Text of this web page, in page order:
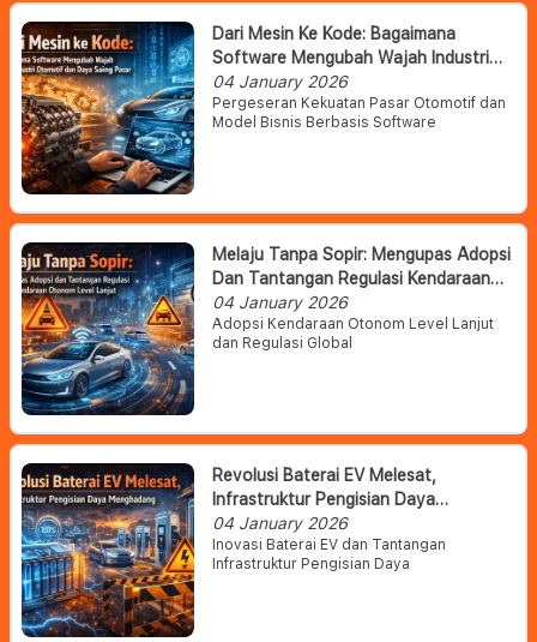
Dari Mesin Ke Kode: Bagaimana
Software Mengubah Wajah Industri
Otomotif Dan Daya Saing Pasar
04 January 2026
Pergeseran Kekuatan Pasar Otomotif dan
Model Bisnis Berbasis Software
Melaju Tanpa Sopir: Mengupas Adopsi
Dan Tantangan Regulasi Kendaraan
Otonom Level Lanjut
04 January 2026
Adopsi Kendaraan Otonom Level Lanjut
dan Regulasi Global
Revolusi Baterai EV Melesat,
Infrastruktur Pengisian Daya
Menghadang
04 January 2026
Inovasi Baterai EV dan Tantangan
Infrastruktur Pengisian Daya